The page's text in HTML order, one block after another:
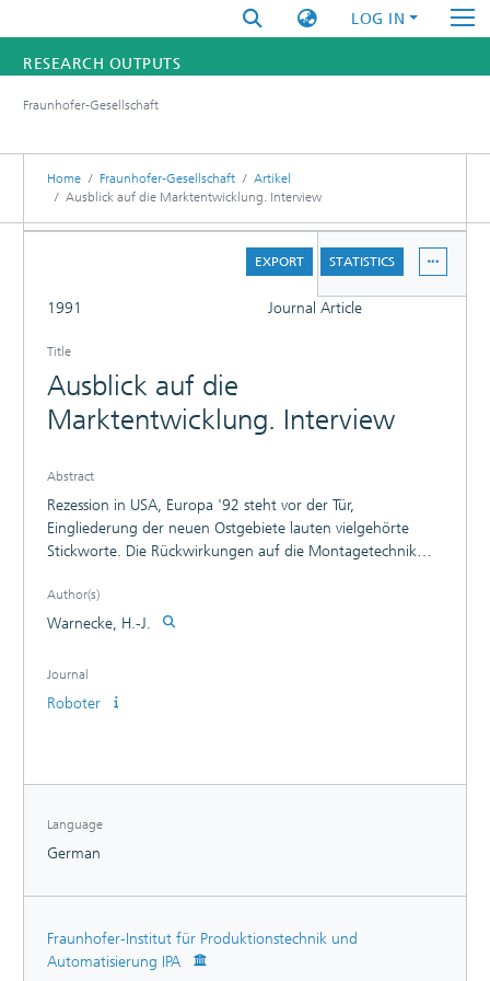
LOG IN
RESEARCH OUTPUTS
RESEARCHERS
INSTITUTES
Fraunhofer-Gesellschaft
Home Fraunhofer-Gesellschaft
Artikel
Ausblick auf die Marktentwicklung. Interview
EXPORT STATISTICS
1991 Journal Article
Title
Ausblick auf die
Marktentwicklung. Interview
Abstract
Rezession in USA, Europa '92 steht vor der Tür,
Eingliederung der neuen Ostgebiete lauten vielgehörte
Stickworte. Die Rückwirkungen auf die Montagetechnik
läuft im Augenblick noch auf vollen Touren. Wie sehen Sie
potentielle Auswirkungen aus USA auf unsere Hersteller?
Author(s)
Warnecke, H.-J.
Journal
Roboter
Language
German
Fraunhofer-Institut für Produktionstechnik und
Automatisierung IPA